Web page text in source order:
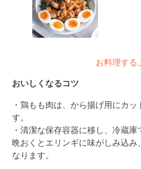
お料理する
おいしくなるコツ
・鶏もも肉は、から揚げ用にカ
す。
・清潔な保存容器に移し、冷蔵
晩おくとエリンギに味がしみ込
なります。